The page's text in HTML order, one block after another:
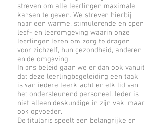
streven om alle leerlingen maximale
kansen te geven. We streven hierbij
naar een warme, stimulerende en open
leef- en leeromgeving waarin onze
leerlingen leren om zorg te dragen
voor zichzelf, hun gezondheid, anderen
en de omgeving.
In ons beleid gaan we er dan ook vanuit
dat deze leerlingbegeleiding een taak
is van iedere leerkracht en elk lid van
het ondersteunend personeel. Ieder is
niet alleen deskundige in zijn vak, maar
ook opvoeder.
De titularis speelt een belangrijke en